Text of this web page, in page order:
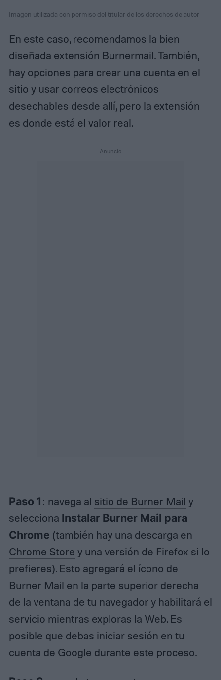
Imagen utilizada con permiso del titular de los derechos de autor
En este caso, recomendamos la bien
diseñada extensión Burnermail. También,
hay opciones para crear una cuenta en el
sitio y usar correos electrónicos
desechables desde allí, pero la extensión
es donde está el valor real.
Paso 1: navega al sitio de Burner Mail y
selecciona Instalar Burner Mail para
Chrome (también hay una descarga en
Chrome Store y una versión de Firefox si lo
prefieres). Esto agregará el ícono de
Burner Mail en la parte superior derecha
de la ventana de tu navegador y habilitará el
servicio mientras exploras la Web. Es
posible que debas iniciar sesión en tu
cuenta de Google durante este proceso.